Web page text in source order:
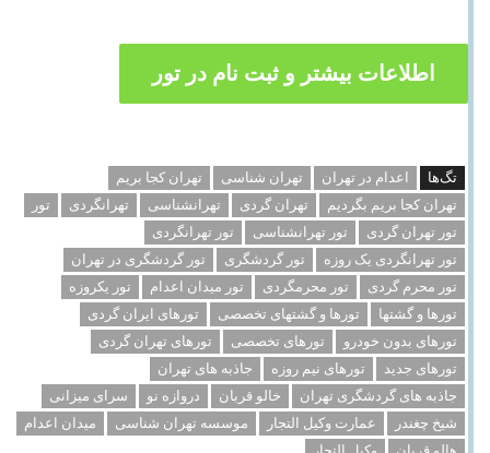
اطلاعات بیشتر و ثبت نام در تور
تگ‌ها اعدام در تهران تهران شناسی
تهران کجا بریم
تهران کجا بریم بگردیم
تهران گردی تهرانشناسی تهرانگردی
تور
تور تهران گردی
تور تهرانشناسی
تور تهرانگردی
تور تهرانگردی یک روزه
تور گردشگری
تور گردشگری در تهران
تور محرم گردی
تور محرمگردی تور میدان اعدام
تور یکروزه
تورها و گشتها
تورها و گشتهای تخصصی
تورهای ایران گردی
تورهای بدون خودرو
تورهای تخصصی
تورهای تهران گردی
تورهای جدید
تورهای نیم روزه
جاذبه های تهران
جاذبه های گردشگری تهران
خالو قربان دروازه نو
سرای میزانی
شیخ چغندر
عمارت وکیل التجار موسسه تهران شناسی
میدان اعدام